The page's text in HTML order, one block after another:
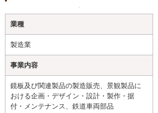
業種
製造業
事業内容
鏡板及び関連製品の製造販売、景観製品に
おける企画・デザイン・設計・製作・据
付・メンテナンス、鉄道車両部品